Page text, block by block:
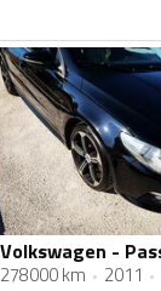
278000 km 2011